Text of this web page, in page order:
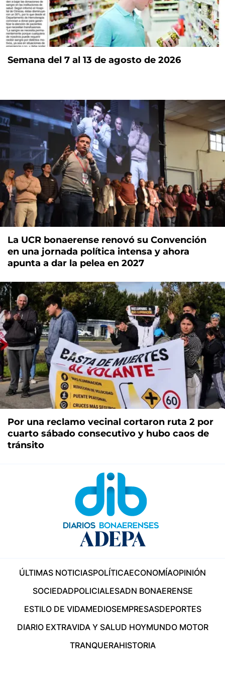
Semana del 7 al 13 de agosto de 2026
La UCR bonaerense renovó su Convención
en una jornada política intensa y ahora
apunta a dar la pelea en 2027
Por una reclamo vecinal cortaron ruta 2 por
cuarto sábado consecutivo y hubo caos de
tránsito
ÚLTIMAS NOTICIASPOLÍTICAECONOMÍAOPINIÓN
SOCIEDADPOLICIALESADN BONAERENSE
ESTILO DE VIDAMEDIOSEMPRESASDEPORTES
DIARIO EXTRAVIDA Y SALUD HOYMUNDO MOTOR
TRANQUERAHISTORIA